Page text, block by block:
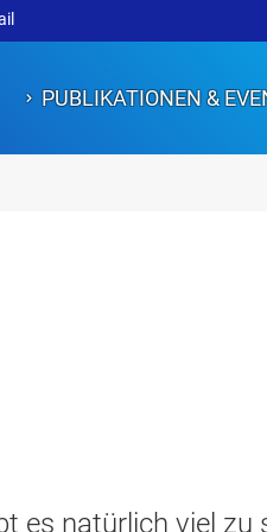
PUBLIKATIONEN &
es natürlich viel zu